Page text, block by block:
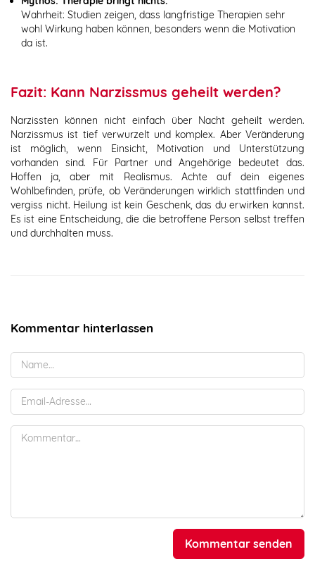
Wahrheit: Studien zeigen, dass langfristige Therapien sehr
wohl Wirkung haben können, besonders wenn die Motivation
da ist.
Fazit: Kann Narzissmus geheilt werden?
Narzissten können nicht einfach über Nacht geheilt werden.
Narzissmus ist tief verwurzelt und komplex. Aber Veränderung
ist möglich, wenn Einsicht, Motivation und Unterstützung
vorhanden sind. Für Partner und Angehörige bedeutet das.
Hoffen ja, aber mit Realismus. Achte auf dein eigenes
Wohlbefinden, prüfe, ob Veränderungen wirklich stattfinden und
vergiss nicht. Heilung ist kein Geschenk, das du erwirken kannst.
Es ist eine Entscheidung, die die betroffene Person selbst treffen
und durchhalten muss.
Kommentar hinterlassen
Kommentar senden